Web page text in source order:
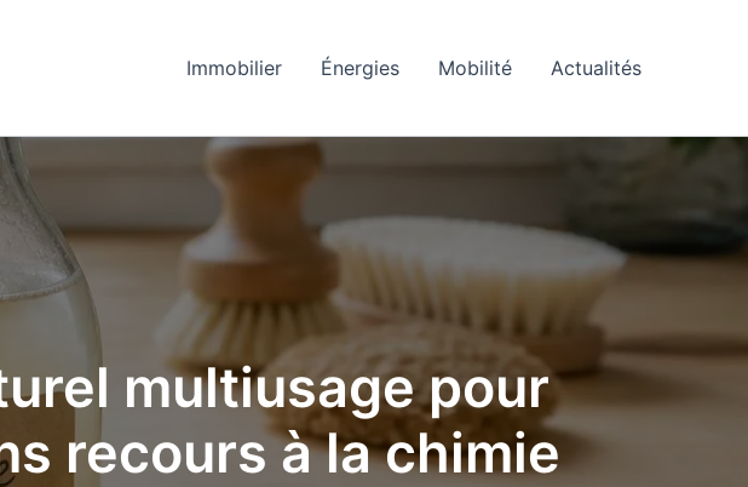
Immobilier Énergies Mobilité Actualités
multiusage pour
recours à la chimie